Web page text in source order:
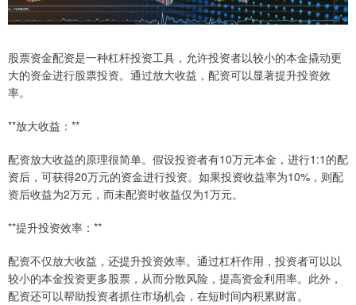
股票资金配资是一种杠杆投资工具，允许投资者以较小的本金撬动更
大的资金进行股票投资。通过放大收益，配资可以显著提升投资效
率。
**放大收益：**
配资放大收益的原理很简单。假设投资者有10万元本金，进行1:1的配
资后，可获得20万元的资金进行投资。如果投资收益率为10%，则配
资后收益为2万元，而未配资时收益仅为1万元。
**提升投资效率：**
配资不仅放大收益，还提升投资效率。通过杠杆作用，投资者可以以
较小的本金投资更多股票，从而分散风险，提高资金利用率。此外，
配资还可以帮助投资者抓住市场机会，在短时间内积累财富。